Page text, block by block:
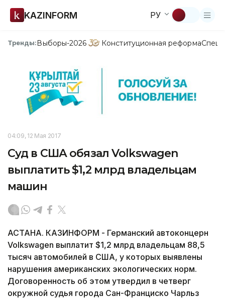
KAZINFORM РУ
Тренды:Выборы-2026 Конституционная реформа
04:09, 12 Мая 2017
Суд в США обязал Volkswagen
выплатить $1,2 млрд владельцам
машин
АСТАНА. КАЗИНФОРМ - Германский автоконцерн
Volkswagen выплатит $1,2 млрд владельцам 88,5
тысяч автомобилей в США, у которых выявлены
нарушения американских экологических норм.
Договоренность об этом утвердил в четверг
окружной судья города Сан-Франциско Чарльз